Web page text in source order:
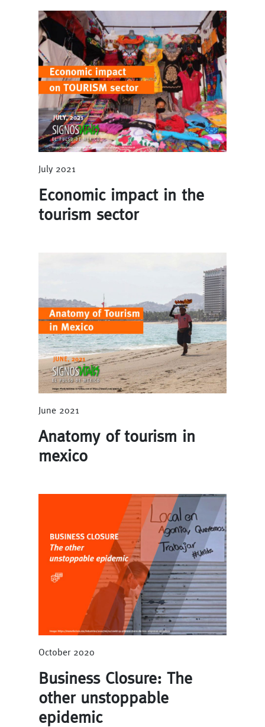
July 2021
Economic impact in the
tourism sector
June 2021
Anatomy of tourism in
mexico
October 2020
Business Closure: The
other unstoppable
epidemic